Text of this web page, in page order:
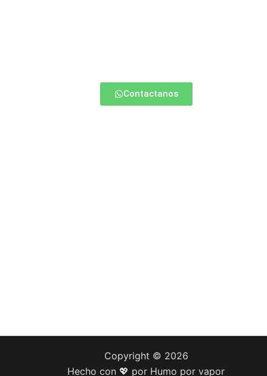
Contactanos
Copyright © 2026
Hecho con 💖 por Humo por vapor